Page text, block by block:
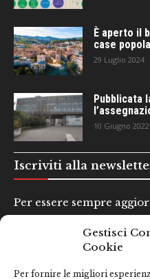
Gestisci
Cookie
Per fornire le migliori
È aperto il
case
29 Luglio 2024
Pubblicata
10 Giugno 2022
Iscriviti alla
Per essere sempre